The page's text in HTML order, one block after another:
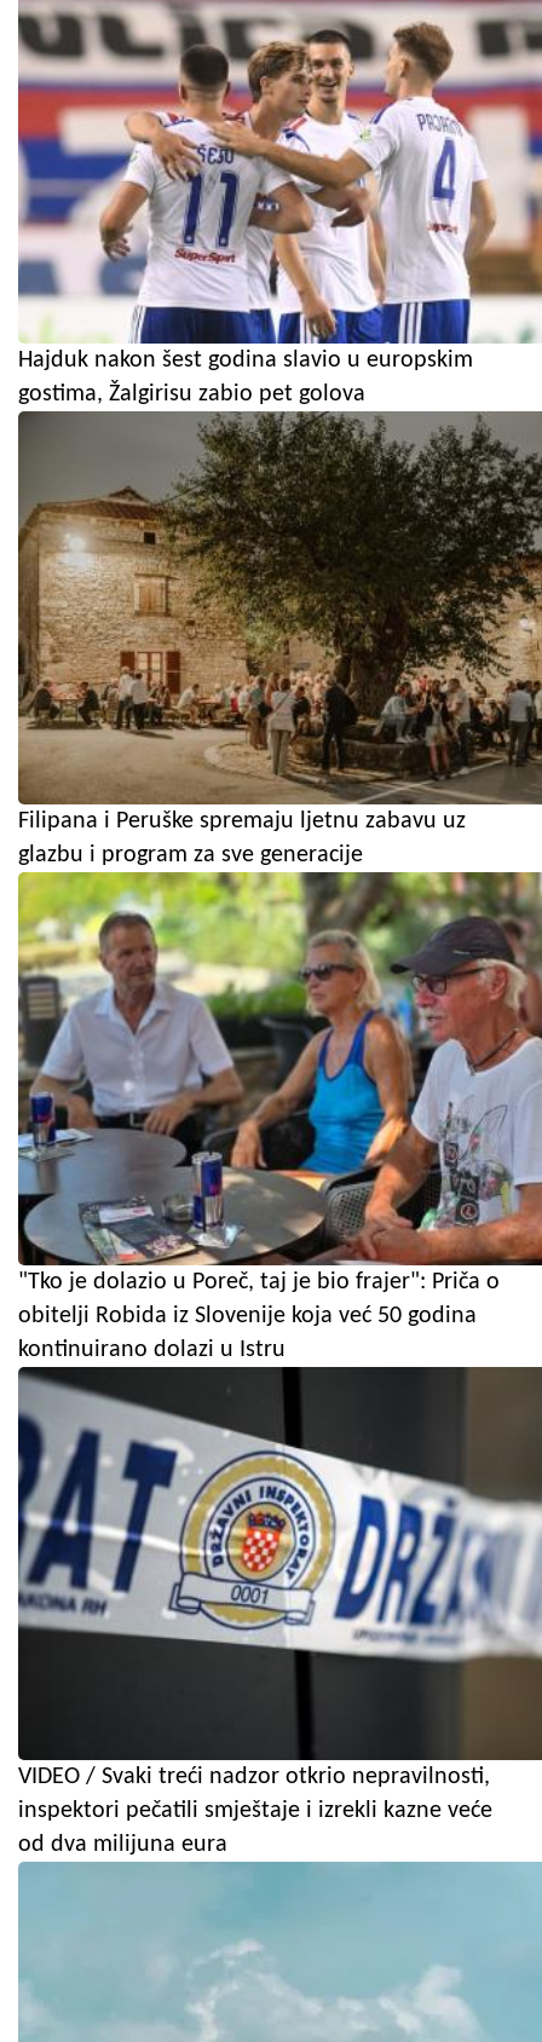
Hajduk nakon šest godina slavio u europskim
gostima, Žalgirisu zabio pet golova
Filipana i Peruške spremaju ljetnu zabavu uz
glazbu i program za sve generacije
"Tko je dolazio u Poreč, taj je bio frajer": Priča o
obitelji Robida iz Slovenije koja već 50 godina
kontinuirano dolazi u Istru
VIDEO / Svaki treći nadzor otkrio nepravilnosti,
inspektori pečatili smještaje i izrekli kazne veće
od dva milijuna eura